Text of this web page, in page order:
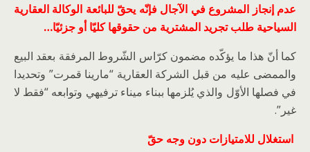
عدم إنجاز المشروع في الآجال فإنّه يحقّ للبائعة الوكالة العقارية
السياحية طلب تجريد المشترية من حقوقها كليّا أو جزئيّا…
كما أنّ هذا ما يؤكّده مضمون كرّاس الشّروط المرفقة بعقد البيع
والممضى عليه من قبل الشركة العقارية “مارينا قمرت” وتحديدا
في فصلها الأوّل والذي يُلزمها ببناء ميناء ترفيهي وتوابعه “فقط لا
غير”.
استغلال للامتيازات دون وجه حقّ